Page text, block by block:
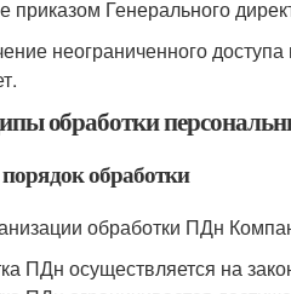
приказом Генерального
неограниченного
обработки
обработки
обработки ПДн
ПДн осуществляется на